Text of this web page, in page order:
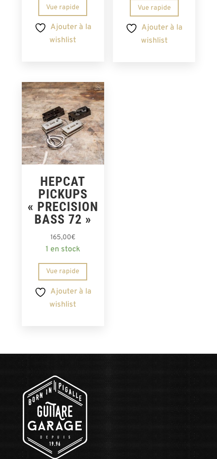
Vue rapide
Ajouter à la
wishlist
Vue rapide
Ajouter à la
wishlist
HEPCAT
PICKUPS
« PRECISION
BASS 72 »
165,00€
1 en stock
Vue rapide
Ajouter à la
wishlist